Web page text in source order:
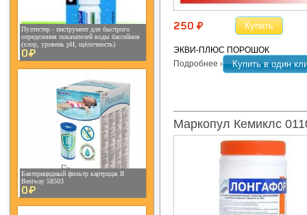
Пултестер - инструмент для быстрого
определения показателей воды бассейнов
(хлор, уровень рН, щёлочность)
0¤
Бактерицидный фильтр картридж II
Bestway 58503
0¤
250 ¤ Купить
ЭКВИ-ПЛЮС ПОРОШОК
Подробнее ›
Купить в один
Маркопул Кемиклс